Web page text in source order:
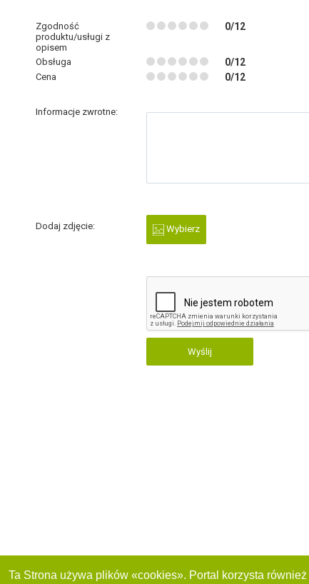
Zgodność
produktu/usługi z
opisem
0/12
Obsługa 0/12
Cena 0/12
Informacje zwrotne:
Dodaj zdjęcie: Wybierz
Wyślij
Ta Strona używa plików «cookies». Portal korzysta